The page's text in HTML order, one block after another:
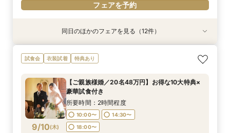
フェアを予約
衣装試着 特典あり
9/7(月)
【ご家族婚／10名38万円】お得な10大特典×豪
華試食付き
10:00〜
18:00〜
フェアを予約
衣装試着 特典あり
9/7(月)
【フォト婚／衣裳込13万円】お得な10大特典×豪
華試食付きも
10:00〜
18:00〜
フェアを予約
衣装試着 特典あり
9/7(月)
【パパママ婚／10名38万円】お得な10大特典×
豪華試食付き
10:00〜
18:00〜
フェアを予約
衣装試着 特典あり
9/7(月)
【お得な宿泊プレゼントプラン】10大特典×少人
数×試食付き
10:00〜
18:00〜
フェアを予約
衣装試着 特典あり
9/7(月)
【会費婚／50名様40万円／2部制も可】お得な
特典×試食付き
10:00〜
18:00〜
フェアを予約
衣装試着
9/7(月)
【和婚＆神社婚／20名48万円】お得な10大特典
×豪華試食
10:00〜
18:00〜
フェアを予約
衣装試着 特典あり
9/7(月)
【五社神社婚／100万相当がお得に】10大特典×
豪華試食
10:00〜
18:00〜
フェアを予約
衣装試着 特典あり
9/7(月)
【コスパ婚／30名様100万円OFF】10大特典＆豪
華試食
10:00〜
18:00〜
フェアを予約
衣装試着 特典あり
9/7(月)
【挙式＋写真婚／25万円から】お得な10大特典×
豪華試食付き
10:00〜
18:00〜
フェアを予約
衣装試着 特典あり
9/7(月)
【平日見学限定】宿泊プレゼントプラン×10大特
典×豪華試食
10:00〜
14:00〜
16:00〜
18:00〜
衣装試着 特典あり
9/7(月)
【オンライン相談OK！】ご自宅で完結相談×10
大特典
18:00〜
フェアを予約
衣装試着 特典あり
9/7(月)
【仕事帰り×贅沢試食】平日夜のよくばり見学＆
10大特典フェア
17:00〜
19:00〜
フェアを予約
同日のほかのフェアを見る（12件）
試食会 衣装試着 特典あり
9/10(木)
【ご親族様婚／20名48万円】お得な10大特典×
豪華試食付き
所要時間：2時間程度
10:00〜
14:30〜
18:00〜